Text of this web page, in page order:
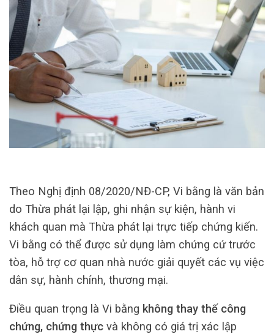
Theo Nghị định 08/2020/NĐ-CP, Vi bằng là văn bản
do Thừa phát lại lập, ghi nhận sự kiện, hành vi
khách quan mà Thừa phát lại trực tiếp chứng kiến.
Vi bằng có thể được sử dụng làm chứng cứ trước
tòa, hỗ trợ cơ quan nhà nước giải quyết các vụ việc
dân sự, hành chính, thương mại.
Điều quan trọng là Vi bằng không thay thế công
chứng, chứng thực và không có giá trị xác lập